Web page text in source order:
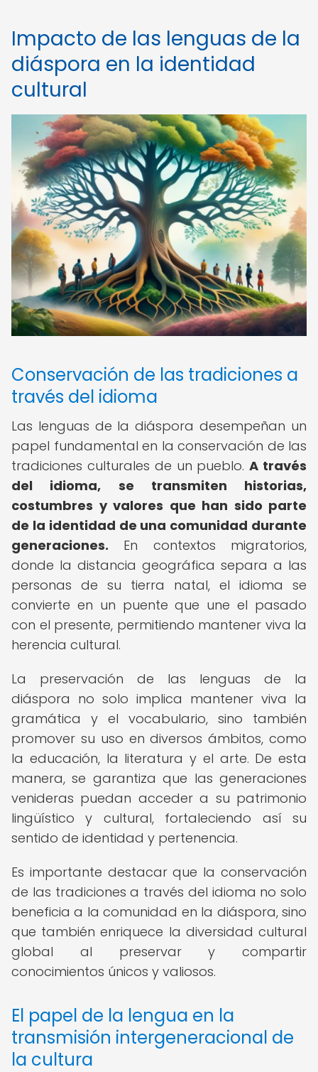
Impacto de las lenguas de la
diáspora en la identidad
cultural
Conservación de las tradiciones a
través del idioma
Las lenguas de la diáspora desempeñan un
papel fundamental en la conservación de las
tradiciones culturales de un pueblo.A través
del idioma, se transmiten historias,
costumbres y valores que han sido parte
de la identidad de una comunidad durante
generaciones. En contextos migratorios,
donde la distancia geográfica separa a las
personas de su tierra natal, el idioma se
convierte en un puente que une el pasado
con el presente, permitiendo mantener viva la
herencia cultural.
La preservación de las lenguas de la
diáspora no solo implica mantener viva la
gramática y el vocabulario, sino también
promover su uso en diversos ámbitos, como
la educación, la literatura y el arte. De esta
manera, se garantiza que las generaciones
venideras puedan acceder a su patrimonio
lingüístico y cultural, fortaleciendo así su
sentido de identidad y pertenencia.
Es importante destacar que la conservación
de las tradiciones a través del idioma no solo
beneficia a la comunidad en la diáspora, sino
que también enriquece la diversidad cultural
global al preservar y compartir
conocimientos únicos y valiosos.
El papel de la lengua en la
transmisión intergeneracional de
la cultura